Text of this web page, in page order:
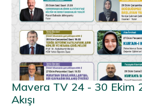
Mavera TV 24 - 30 Ekim
Akışı